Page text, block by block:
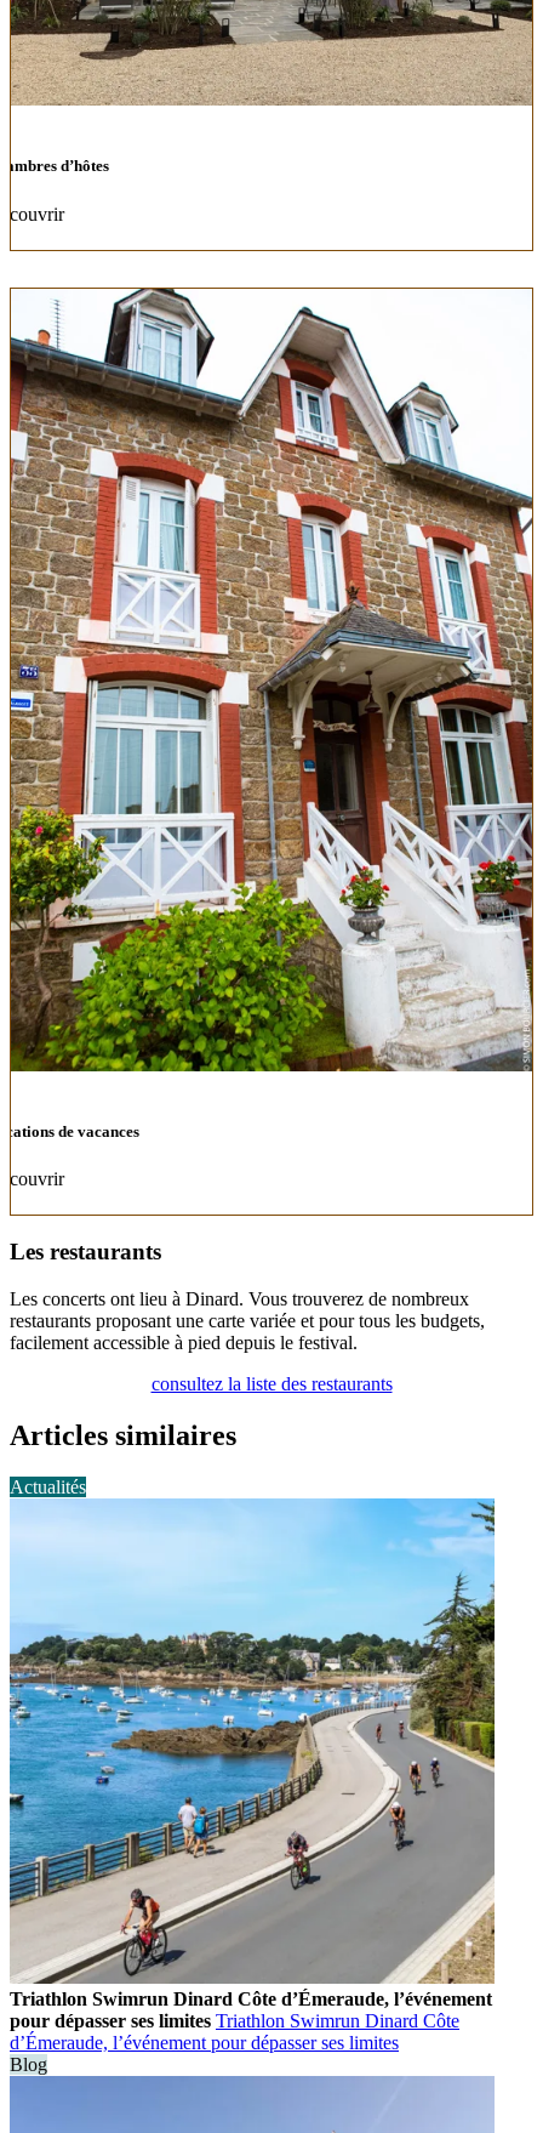
d’hôtes
de vacances
Les restaurants
Les concerts ont lieu à Dinard. Vous trouverez de nombreux
restaurants proposant une carte variée et pour tous les budgets,
facilement accessible à pied depuis le festival.
consultez la liste des restaurants
Articles similaires
Actualités
Triathlon Swimrun Dinard Côte d’Émeraude, l’événement
pour dépasser ses limites Triathlon Swimrun Dinard Côte
d’Émeraude, l’événement pour dépasser ses limites
Blog